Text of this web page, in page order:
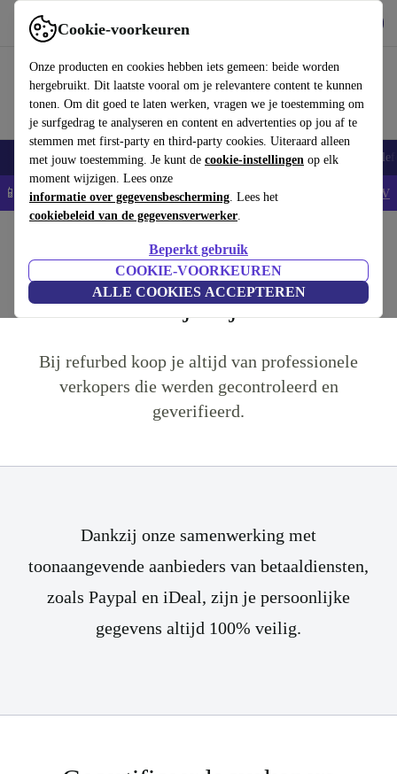
Cookie-voorkeuren
Onze producten en cookies hebben iets gemeen: beide worden
hergebruikt. Dit laatste vooral om je relevantere content te kunnen
tonen. Om dit goed te laten werken, vragen we je toestemming om
je surfgedrag te analyseren en content en advertenties op jou af te
stemmen met first-party en third-party cookies. Uiteraard alleen
met jouw toestemming. Je kunt de cookie-instellingen op elk
moment wijzigen. Lees onze
informatie over gegevensbescherming. Lees het
cookiebeleid van de gegevensverwerker.
Beperkt gebruik
COOKIE-VOORKEUREN
ALLE COOKIES ACCEPTEREN
Gebruik refurbed snel en eenvoudig
Smartphones Laptops Tablets Smartwatches Accessoires
📱5% EXTRA korting op alle iPhones – Code: IPHONEDEAL - AV
Retourneren Productvoorwaarden Garantievoorwaarden
Hoe winkel je bij refurbed?
Bij refurbed koop je altijd van professionele
verkopers die werden gecontroleerd en
geverifieerd.
Dankzij onze samenwerking met
toonaangevende aanbieders van betaaldiensten,
zoals Paypal en iDeal, zijn je persoonlijke
gegevens altijd 100% veilig.